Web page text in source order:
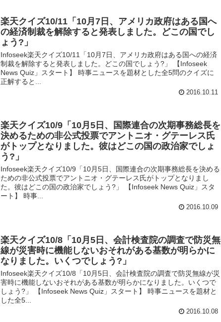
楽天クイズ10/11「10月7日、アメリカ政府はある国へ
の経済制裁を解除すると発表しました。どこの国でし
ょう?」
Infoseek楽天クイズ10/11「10月7日、アメリカ政府はある国への経済
制裁を解除すると発表しました。どこの国でしょう?」 【Infoseek
News Quiz」スタート】 時事ニュースを題材とした全5問のクイズに
正解すると...
2016.10.11
楽天クイズ10/9「10月5日、国際連合の次期事務総長を
決めるための非公式投票でアントニオ・グテーレス氏
がトップとなりました。彼はどこの国の政治家でしょ
う?」
Infoseek楽天クイズ10/9「10月5日、国際連合の次期事務総長を決める
ための非公式投票でアントニオ・グテーレス氏がトップとなりまし
た。彼はどこの国の政治家でしょう?」 【Infoseek News Quiz」スタ
ート】 時事...
2016.10.09
楽天クイズ10/8「10月5日、会計検査院の調査で防災無
線が災害時に機能しないおそれがある基数が明らかに
なりました。いくつでしょう?」
Infoseek楽天クイズ10/8「10月5日、会計検査院の調査で防災無線が災
害時に機能しないおそれがある基数が明らかになりました。いくつで
しょう?」 【Infoseek News Quiz」スタート】 時事ニュースを題材と
した全5...
2016.10.08